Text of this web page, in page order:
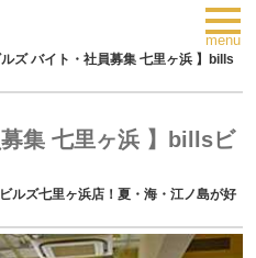
menu
ルズ バイト・社員募集 七里ヶ浜 】bills
募集 七里ヶ浜 】billsビ
ルズ七里ヶ浜店！夏・海・江ノ島が好